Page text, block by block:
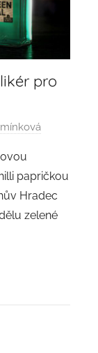
pro
papričkou
Hradec
zelené